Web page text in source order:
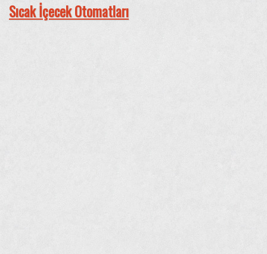
Sıcak İçecek Otomatları